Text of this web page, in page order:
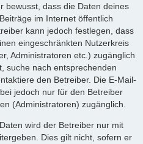
bewusst, dass die Daten deines
im Internet öffentlich
kann jedoch festlegen, dass
eingeschränkten Nutzerkreis
Administratoren etc.) zugänglich
suche nach entsprechenden
den Betreiber. Die E-Mail-
jedoch nur für den Betreiber
(Administratoren) zugänglich.
wird der Betreiber nur mit
Dies gilt nicht, sofern er